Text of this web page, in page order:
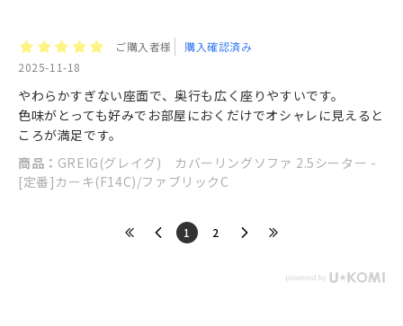
ご購入者様
購入確認済み
2025-11-18
やわらかすぎない座面で、奥行も広く座りやすいです。
色味がとっても好みでお部屋におくだけでオシャレに見えると
ころが満足です。
商品： GREIG(グレイグ) カバーリングソファ 2.5シーター -
[定番]カーキ(F14C)/ファブリックC
​1 ​2